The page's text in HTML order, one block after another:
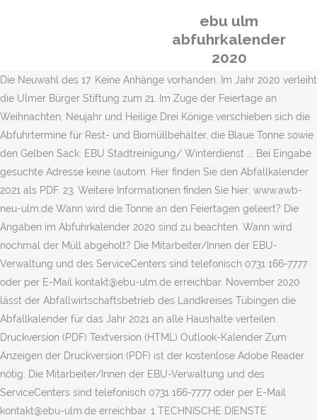
ebu ulm
abfuhrkalender
2020
Die Neuwahl des 17. Keine Anhänge vorhanden. Im Jahr 2020 verleiht
die Ulmer Bürger Stiftung zum 21. Im Zuge der Feiertage an
Weihnachten, Neujahr und Heilige Drei Könige verschieben sich die
Abfuhrtermine für Rest- und Biomüllbehälter, die Blaue Tonne sowie
den Gelben Sack. EBU Stadtreinigung/ Winterdienst ... Bei Eingabe
gesuchte Adresse keine (autom. Hier finden Sie den Abfallkalender
2021 als PDF. 23. Weitere Informationen finden Sie hier: www.awb-
neu-ulm.de Wann wird die Tonne an den Feiertagen geleert? Die
Angaben im Abfuhrkalender 2020 sind zu beachten. Wann wird
nochmal der Müll abgeholt? Die Mitarbeiter/Innen der EBU-
Verwaltung und des ServiceCenters sind telefonisch 0731 166-7777
oder per E-Mail kontakt@ebu-ulm.de erreichbar. November 2020
lässt der Abfallwirtschaftsbetrieb des Landkreises Tübingen die
Abfallkalender für das Jahr 2021 an alle Haushalte verteilen.
Druckversion (PDF) Textversion (HTML) Outlook-Kalender Zum
Anzeigen der Druckversion (PDF) ist der kostenlose Adobe Reader
nötig. Die Mitarbeiter/Innen der EBU-Verwaltung und des
ServiceCenters sind telefonisch 0731 166-7777 oder per E-Mail
kontakt@ebu-ulm.de erreichbar. 1 TECHNISCHE DIENSTE